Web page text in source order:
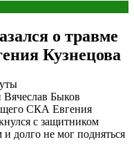
о травме
Кузнецова
Быков
СКА Евгения
с защитником
долго не мог подняться